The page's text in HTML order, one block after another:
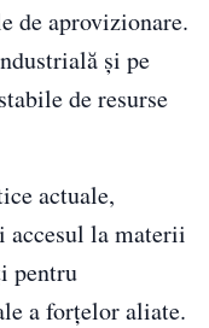
de aprovizionare.
și pe
de resurse
actuale,
la materii
pentru
a forțelor aliate.